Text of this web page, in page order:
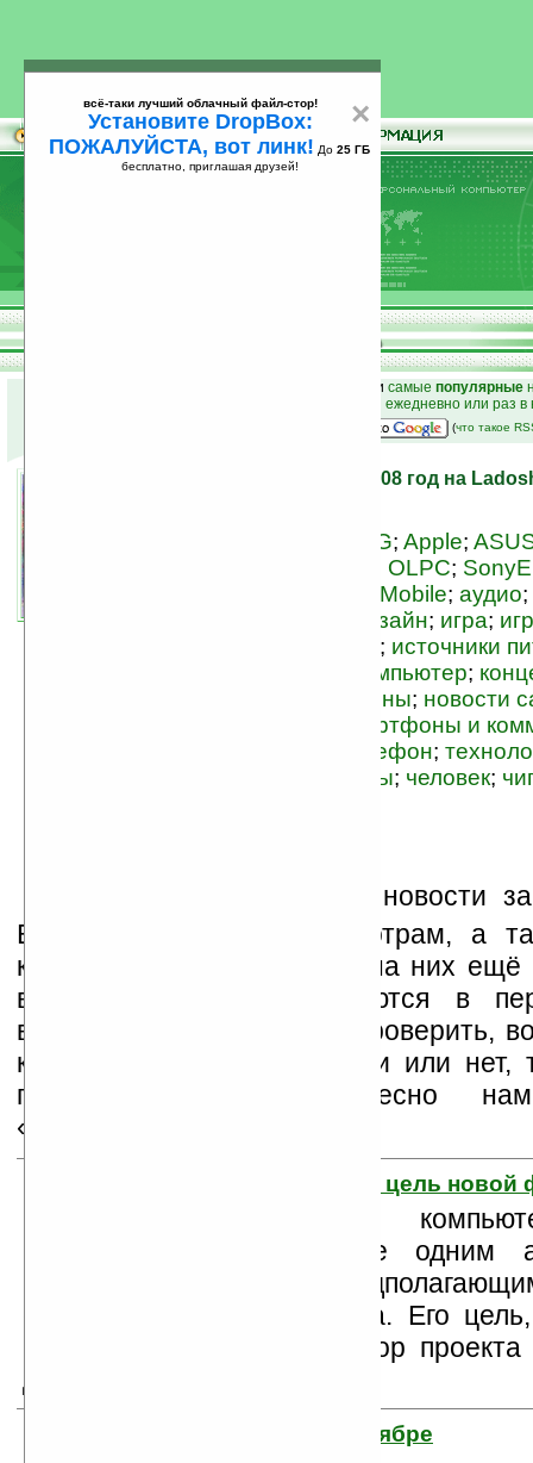
25
и самые популярные
на email ежедневно или раз
(что такое
Лучшие новости за 2008 год на
3G; Apple;
OLPC;
Windows Mobile; аудио;
дизайн; игра;
; источники
компьютер;
мобильные телефоны; новости
смартфоны и
телефон;
часы; человек;
редставляем лучшие новости
Вашим оценкам и просмотрам, а
которые достойны, чтобы на них ещё
внимание. Новости подаются в
виде, так что Вы можете проверить,
концепты в реальные вещи или нет,
проследить, что интересно
«ладошковцам»! :)
1. Ноутбук за $75 — цель
В 2008 году
пополнился еще одним
проектом,
сверхдешевого компьютера. Его
компьютер ценой $75. Автор
Джепсен (Mary Lou Jepsen).
2. GTA IV на ПК в ноябре
×
всё-таки лучший облачный файл-стор!
Установите DropBox:
ПОЖАЛУЙСТА, вот линк! До 25 ГБ
бесплатно, приглашая друзей!